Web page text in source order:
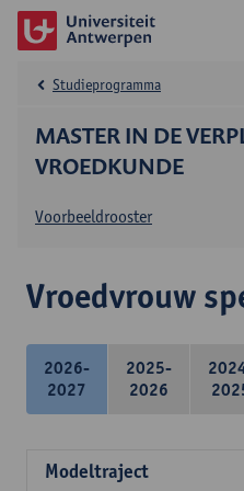
MASTER IN DE
VROEDKUNDE
Studieprogramma
Voorbeeldrooster
Vroedvrouw
2026-
2027
2025-
2026
Modeltraject